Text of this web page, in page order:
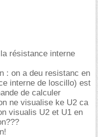
résistance interne
: on a deu resistanc en
interne de loscillo) est
de calculer
ne visualise ke U2 ca
visualis U2 et U1 en